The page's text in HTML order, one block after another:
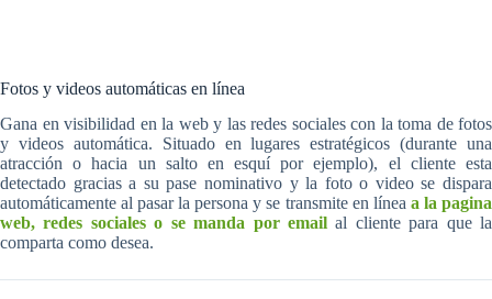
Fotos y videos automáticas en línea
Gana en visibilidad en la web y las redes sociales con la toma de fotos
y videos automática. Situado en lugares estratégicos (durante una
atracción o hacia un salto en esquí por ejemplo), el cliente esta
detectado gracias a su pase nominativo y la foto o video se dispara
automáticamente al pasar la persona y se transmite en línea a la pagina
web, redes sociales o se manda por emailal cliente para que la
comparta como desea.